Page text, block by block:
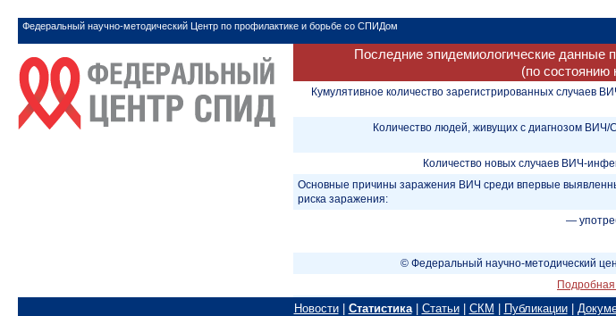
Федеральный научно-методический Центр по профилактике и борьбе со СПИДом
Последние эпидемиологические
(по состоянию
Кумулятивное количество зарегистрированных случаев
Количество людей, живущих с диагнозом
Количество новых случаев ВИЧ-
Основные причины заражения ВИЧ среди впервые
риска заражения:
—
© Федеральный научно-методический
Подробная
Новости| Статистика| Статьи| СКМ Публикации|